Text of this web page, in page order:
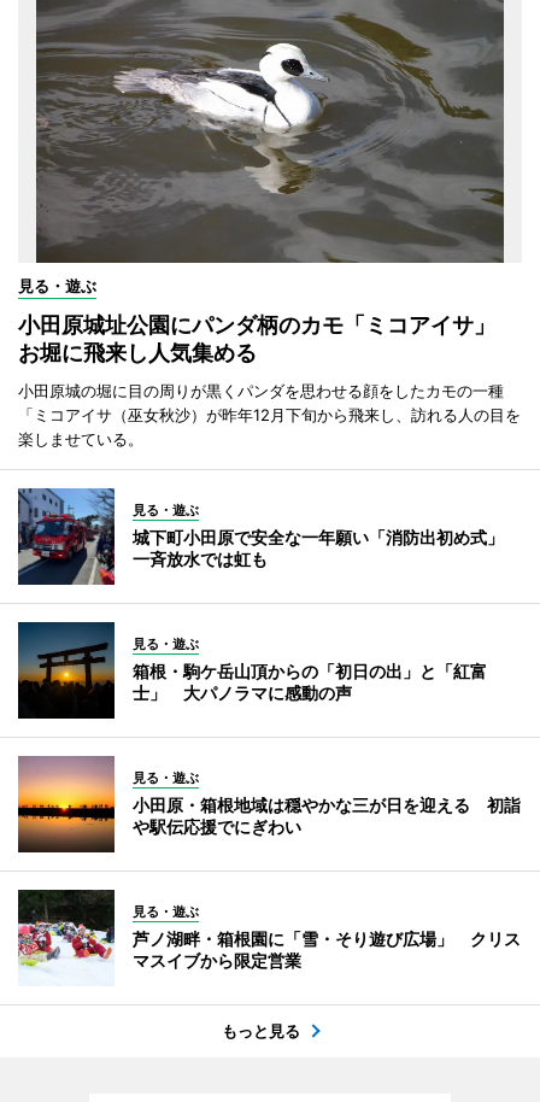
見る・遊ぶ
小田原城址公園にパンダ柄のカモ「ミコアイサ」
お堀に飛来し人気集める
小田原城の堀に目の周りが黒くパンダを思わせる顔をしたカモの一種
「ミコアイサ（巫女秋沙）が昨年12月下旬から飛来し、訪れる人の目を
楽しませている。
見る・遊ぶ
城下町小田原で安全な一年願い「消防出初め式」
一斉放水では虹も
見る・遊ぶ
箱根・駒ケ岳山頂からの「初日の出」と「紅富
士」 大パノラマに感動の声
見る・遊ぶ
小田原・箱根地域は穏やかな三が日を迎える 初詣
や駅伝応援でにぎわい
見る・遊ぶ
芦ノ湖畔・箱根園に「雪・そり遊び広場」 クリス
マスイブから限定営業
もっと見る